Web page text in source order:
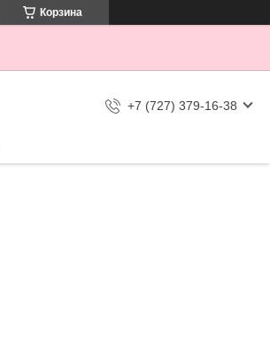
Корзина
+7 (727) 379-16-38